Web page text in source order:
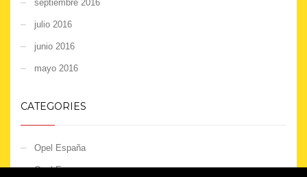
septiembre 2016
julio 2016
junio 2016
mayo 2016
CATEGORIES
Opel España
Opel Europe